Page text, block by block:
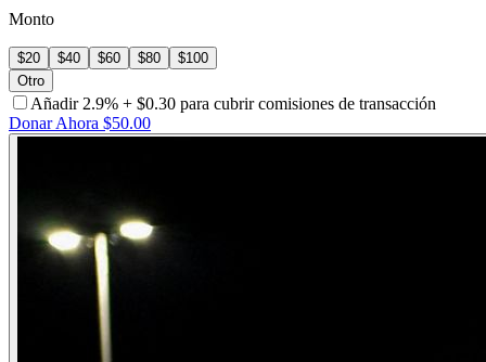
Monto
$20 $40 $60 $80 $100
Otro
Añadir 2.9% + $0.30 para cubrir comisiones de transacción
Donar Ahora $50.00